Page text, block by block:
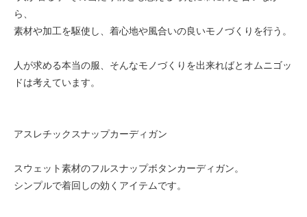
ら、
素材や加工を駆使し、着心地や風合いの良いモノづくりを行う。
人が求める本当の服、そんなモノづくりを出来ればとオムニゴッ
ドは考えています。
アスレチックスナップカーディガン
スウェット素材のフルスナップボタンカーディガン。
シンプルで着回しの効くアイテムです。